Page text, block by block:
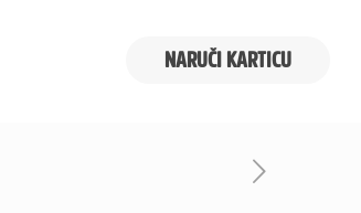
NARUČI KARTICU